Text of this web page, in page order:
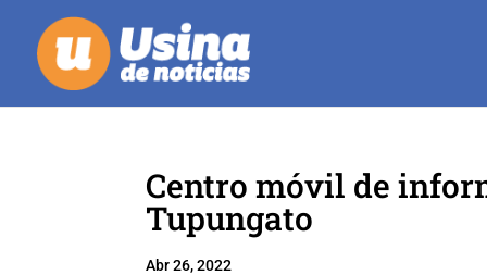
Centro móvil de
Tupungato
Abr 26, 2022